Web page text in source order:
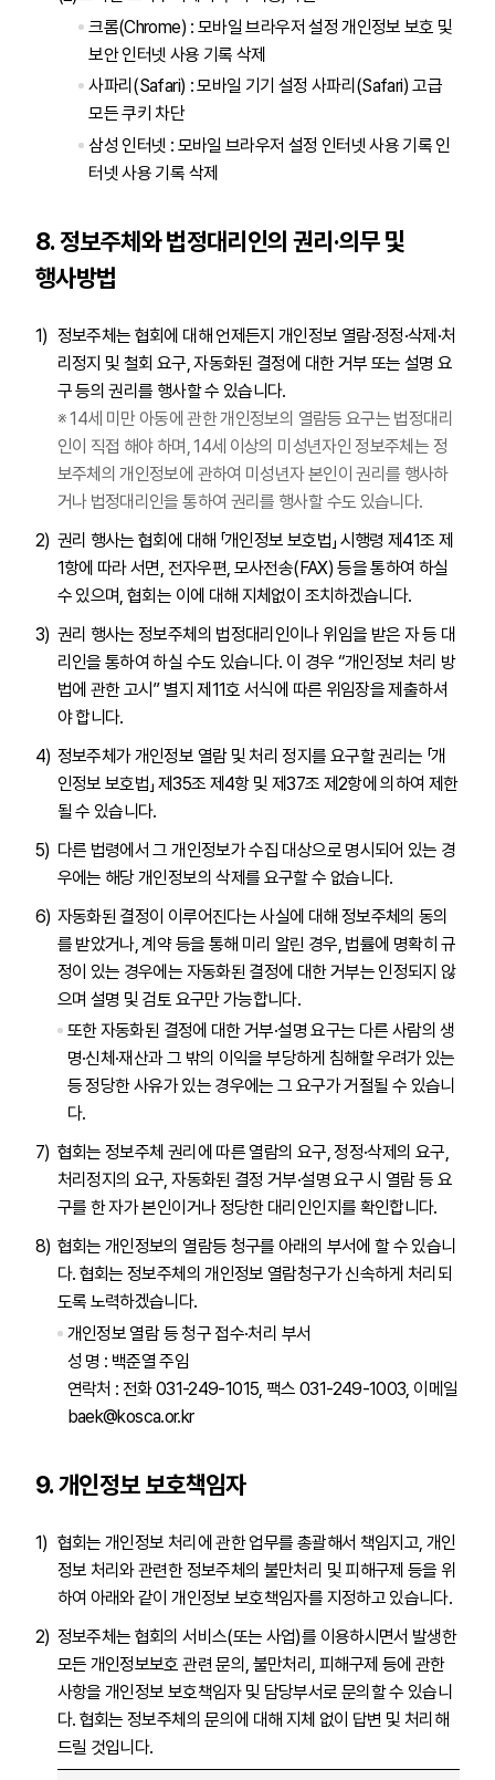
크롬(Chrome) : 모바일 브라우저 설정 개인정보 보호 및
보안 인터넷 사용 기록 삭제
사파리(Safari) : 모바일 기기 설정 사파리(Safari) 고급
모든 쿠키 차단
삼성 인터넷 : 모바일 브라우저 설정 인터넷 사용 기록 인
터넷 사용 기록 삭제
8. 정보주체와 법정대리인의 권리·의무 및
행사방법
정보주체는 협회에 대해 언제든지 개인정보 열람·정정·삭제·처
리정지 및 철회 요구, 자동화된 결정에 대한 거부 또는 설명 요
구 등의 권리를 행사할 수 있습니다.
※ 14세 미만 아동에 관한 개인정보의 열람등 요구는 법정대리
인이 직접 해야 하며, 14세 이상의 미성년자인 정보주체는 정
보주체의 개인정보에 관하여 미성년자 본인이 권리를 행사하
거나 법정대리인을 통하여 권리를 행사할 수도 있습니다.
권리 행사는 협회에 대해 「개인정보 보호법」 시행령 제41조 제
1항에 따라 서면, 전자우편, 모사전송(FAX) 등을 통하여 하실
수 있으며, 협회는 이에 대해 지체없이 조치하겠습니다.
권리 행사는 정보주체의 법정대리인이나 위임을 받은 자 등 대
리인을 통하여 하실 수도 있습니다. 이 경우 “개인정보 처리 방
법에 관한 고시” 별지 제11호 서식에 따른 위임장을 제출하셔
야 합니다.
정보주체가 개인정보 열람 및 처리 정지를 요구할 권리는 「개
인정보 보호법」 제35조 제4항 및 제37조 제2항에 의하여 제한
될 수 있습니다.
다른 법령에서 그 개인정보가 수집 대상으로 명시되어 있는 경
우에는 해당 개인정보의 삭제를 요구할 수 없습니다.
자동화된 결정이 이루어진다는 사실에 대해 정보주체의 동의
를 받았거나, 계약 등을 통해 미리 알린 경우, 법률에 명확히 규
정이 있는 경우에는 자동화된 결정에 대한 거부는 인정되지 않
으며 설명 및 검토 요구만 가능합니다.
또한 자동화된 결정에 대한 거부·설명 요구는 다른 사람의 생
명·신체·재산과 그 밖의 이익을 부당하게 침해할 우려가 있는
등 정당한 사유가 있는 경우에는 그 요구가 거절될 수 있습니
다.
협회는 정보주체 권리에 따른 열람의 요구, 정정·삭제의 요구,
처리정지의 요구, 자동화된 결정 거부·설명 요구 시 열람 등 요
구를 한 자가 본인이거나 정당한 대리인인지를 확인합니다.
협회는 개인정보의 열람등 청구를 아래의 부서에 할 수 있습니
다. 협회는 정보주체의 개인정보 열람청구가 신속하게 처리되
도록 노력하겠습니다.
개인정보 열람 등 청구 접수·처리 부서
성 명 : 백준열 주임
연락처 : 전화 031-249-1015, 팩스 031-249-1003, 이메일
baek@kosca.or.kr
9. 개인정보 보호책임자
협회는 개인정보 처리에 관한 업무를 총괄해서 책임지고, 개인
정보 처리와 관련한 정보주체의 불만처리 및 피해구제 등을 위
하여 아래와 같이 개인정보 보호책임자를 지정하고 있습니다.
정보주체는 협회의 서비스(또는 사업)를 이용하시면서 발생한
모든 개인정보보호 관련 문의, 불만처리, 피해구제 등에 관한
사항을 개인정보 보호책임자 및 담당부서로 문의할 수 있습니
다. 협회는 정보주체의 문의에 대해 지체 없이 답변 및 처리해
드릴 것입니다.